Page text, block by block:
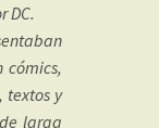
DC.
textos y
larga